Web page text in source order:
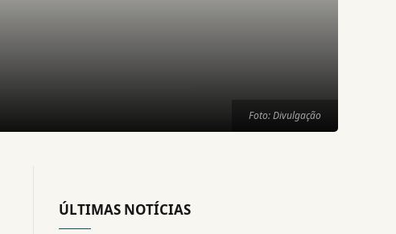
Foto: Divulgação
ÚLTIMAS NOTÍCIAS